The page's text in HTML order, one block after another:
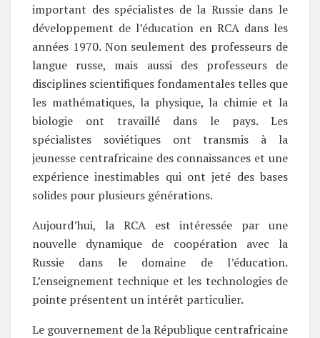
important des spécialistes de la Russie dans le
développement de l’éducation en RCA dans les
années 1970. Non seulement des professeurs de
langue russe, mais aussi des professeurs de
disciplines scientifiques fondamentales telles que
les mathématiques, la physique, la chimie et la
biologie ont travaillé dans le pays. Les
spécialistes soviétiques ont transmis à la
jeunesse centrafricaine des connaissances et une
expérience inestimables qui ont jeté des bases
solides pour plusieurs générations.
Aujourd’hui, la RCA est intéressée par une
nouvelle dynamique de coopération avec la
Russie dans le domaine de l’éducation.
L’enseignement technique et les technologies de
pointe présentent un intérêt particulier.
Le gouvernement de la République centrafricaine